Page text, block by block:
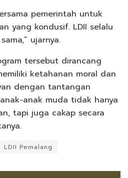
pemerintah untuk
yang kondusif. LDII selalu
ujarnya.
tersebut dirancang
ketahanan moral dan
dengan tantangan
anak muda tidak hanya
tapi juga cakap secara
LDII Pemalang